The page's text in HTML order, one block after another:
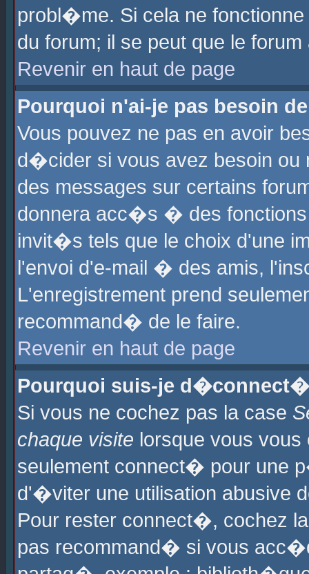
probl�me. Si cela ne
du forum; il se peut que le
Revenir en haut de page
Pourquoi n'ai-je pas besoin
Vous pouvez ne pas en avoir
d�cider si vous avez besoin ou
des messages sur certains
donnera acc�s � des fonctions
invit�s tels que le choix d'une
l'envoi d'e-mail � des amis,
L'enregistrement prend
recommand� de le faire.
Revenir en haut de page
Pourquoi suis-je
Si vous ne cochez pas la case
chaque visite lorsque vous
seulement connect� pour une
d'�viter une utilisation abusive
Pour rester connect�, cochez
pas recommand� si vous